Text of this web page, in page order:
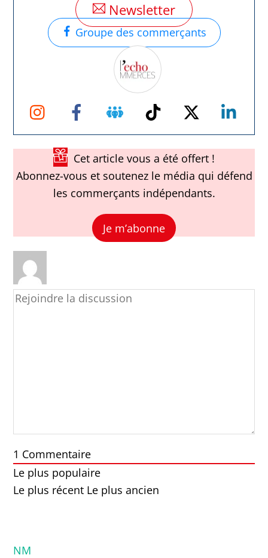
Newsletter
Groupe des commerçants
Instagram Facebook Groupe
Facebook
TikTok Twitter
Cet article vous a été offert !
Abonnez-vous et soutenez le média qui défend
les commerçants indépendants.
Je m’abonne
1 Commentaire
Le plus populaire
Le plus récent Le plus ancien
NM